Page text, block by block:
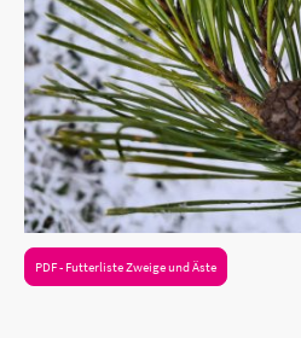
PDF - Futterliste Zweige und Äste